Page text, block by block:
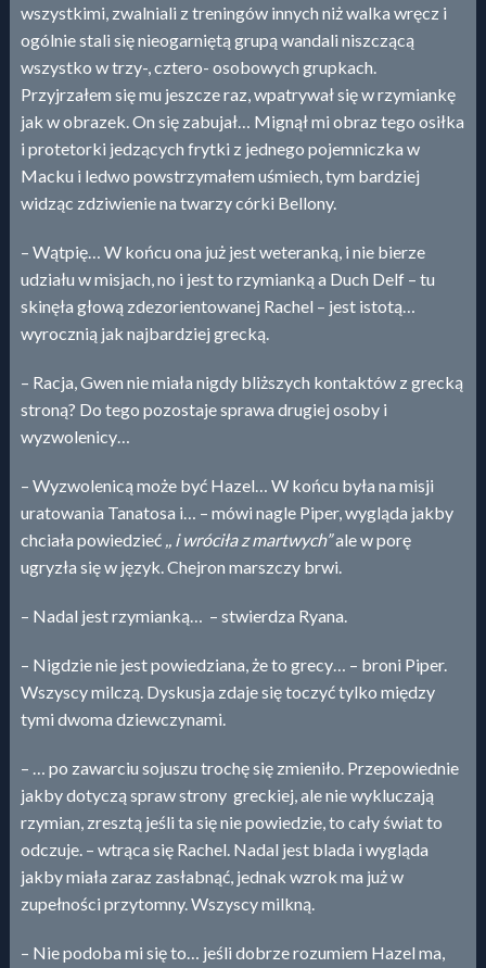
wszystkimi, zwalniali z treningów innych niż walka wręcz i
ogólnie stali się nieogarniętą grupą wandali niszczącą
wszystko w trzy-, cztero- osobowych grupkach.
Przyjrzałem się mu jeszcze raz, wpatrywał się w rzymiankę
jak w obrazek. On się zabujał… Mignął mi obraz tego osiłka
i protetorki jedzących frytki z jednego pojemniczka w
Macku i ledwo powstrzymałem uśmiech, tym bardziej
widząc zdziwienie na twarzy córki Bellony.
– Wątpię… W końcu ona już jest weteranką, i nie bierze
udziału w misjach, no i jest to rzymianką a Duch Delf – tu
skinęła głową zdezorientowanej Rachel – jest istotą…
wyrocznią jak najbardziej grecką.
– Racja, Gwen nie miała nigdy bliższych kontaktów z grecką
stroną? Do tego pozostaje sprawa drugiej osoby i
wyzwolenicy…
– Wyzwolenicą może być Hazel… W końcu była na misji
uratowania Tanatosa i… – mówi nagle Piper, wygląda jakby
chciała powiedzieć ,, i wróciła z martwych”ale w porę
ugryzła się w język. Chejron marszczy brwi.
– Nadal jest rzymianką… – stwierdza Ryana.
– Nigdzie nie jest powiedziana, że to grecy… – broni Piper.
Wszyscy milczą. Dyskusja zdaje się toczyć tylko między
tymi dwoma dziewczynami.
– … po zawarciu sojuszu trochę się zmieniło. Przepowiednie
jakby dotyczą spraw strony greckiej, ale nie wykluczają
rzymian, zresztą jeśli ta się nie powiedzie, to cały świat to
odczuje. – wtrąca się Rachel. Nadal jest blada i wygląda
jakby miała zaraz zasłabnąć, jednak wzrok ma już w
zupełności przytomny. Wszyscy milkną.
– Nie podoba mi się to… jeśli dobrze rozumiem Hazel ma,